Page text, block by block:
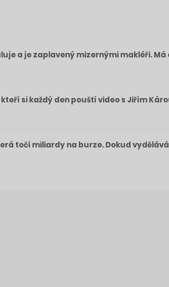
a je zaplavený mizernými makléři.
si každý den pouští video s Jiřím
točí miliardy na burze. Dokud